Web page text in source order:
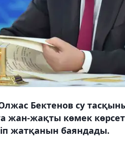
Бектенов су
жан-жақты көмек
жатқанын баяндады.